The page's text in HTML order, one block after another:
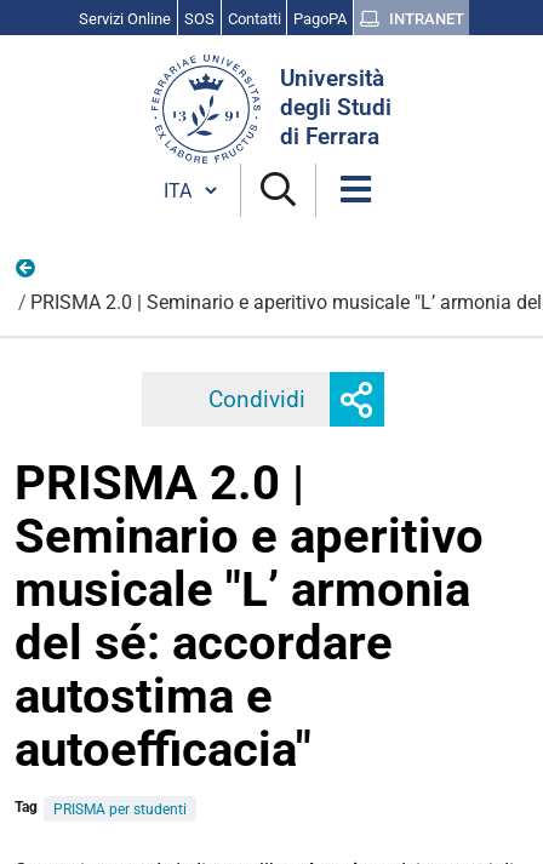
Servizi Online SOS Contatti PagoPA INTRANET
Università
degli Studi
di Ferrara
Cambia lingua
PRISMA 2.0 | Seminario e aperitivo musicale "L’ armonia
Condividi Facebook
condivisione
PRISMA 2.0 |
Seminario e aperitivo
musicale "L’ armonia
del sé: accordare
autostima e
autoefficacia"
Tag PRISMA per studenti